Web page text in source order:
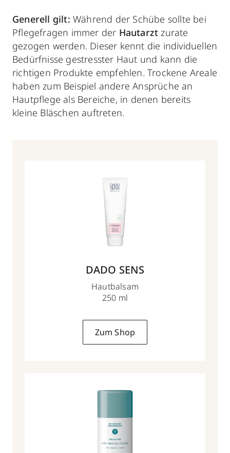
Generell gilt: Während der Schübe sollte bei
Pflegefragen immer der Hautarzt zurate
gezogen werden. Dieser kennt die individuellen
Bedürfnisse gestresster Haut und kann die
richtigen Produkte empfehlen. Trockene Areale
haben zum Beispiel andere Ansprüche an
Hautpflege als Bereiche, in denen bereits
kleine Bläschen auftreten.
DADO SENS
Hautbalsam
250 ml
Zum Shop